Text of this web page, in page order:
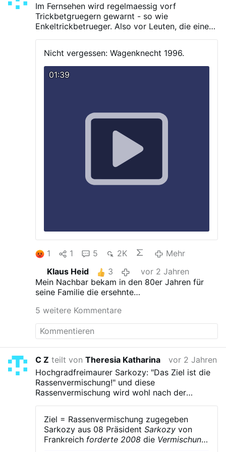
Im Fernsehen wird regelmaessig vorf
Trickbetgruegern gewarnt - so wie
Enkeltrickbetrueger. Also vor Leuten, die einem
Interessen des Volkes ist. Genau das finden hier
statt. Die sowjetische Langzeitstragtegie ist
der groesste Hoax, der jemals gegen den
Dass die die alten Linken - Elsaesser und
Elsaesser vor kurzem "nie wieder Deutschland"
propagiert haben, und diese kurzerhand zu
Rechten umkaemmen koennen ist einfach
unglaublich, ja unfassbar.
Nicht vergessen: Wagenknecht 1996.
01:39
1 1 5 2K
Mehr
Klaus Heid
3
vor 2 Jahren
Mein Nachbar bekam in den 80er Jahren für
seine Familie die ersehnte
wurde er gezwungen in den Zug einzusteigen
und seine Frau und die Kinder mussten in der
DDR bleiben. Erst Jahre später kurz vor der
Wende durften Frau und Kinder ausreisen. Die
5 weitere Kommentare
C Z teilt vonTheresia Katharina
vor 2 Jahren
Hochgradfreimaurer Sarkozy: "Das Ziel ist die
Rassenvermischung!" und diese
Rassenvermischung wird wohl nach der
Frauen mit den Fremden paaren.
Ziel = Rassenvermischung zugegeben
Sarkozy aus 08 PräsidentSarkozy von
Frankreich forderte 2008 die Vermischung